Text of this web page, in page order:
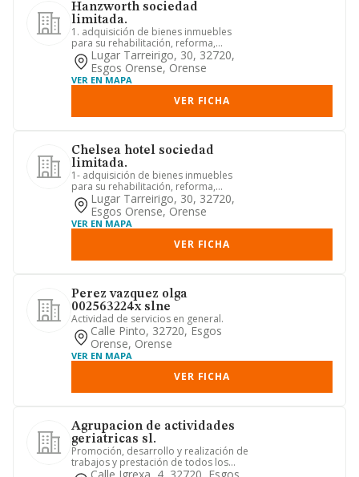
Hanzworth sociedad
limitada.
1. adquisición de bienes inmuebles
para su rehabilitación, reforma,
promoción y posterior venta. 2....
Lugar Tarreirigo, 30, 32720,
Esgos Orense, Orense
VER EN MAPA
VER FICHA
Chelsea hotel sociedad
limitada.
1- adquisición de bienes inmuebles
para su rehabilitación, reforma,
promoción y posterior venta. 2....
Lugar Tarreirigo, 30, 32720,
Esgos Orense, Orense
VER EN MAPA
VER FICHA
Perez vazquez olga
002563224x slne
Actividad de servicios en general.
Calle Pinto, 32720, Esgos
Orense, Orense
VER EN MAPA
VER FICHA
Agrupacion de actividades
geriatricas sl.
Promoción, desarrollo y realización de
trabajos y prestación de todos los
servicios propios de un g...